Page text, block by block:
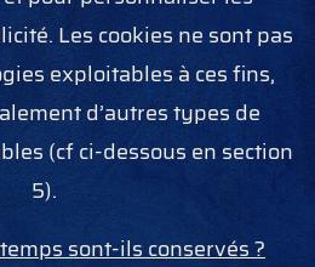
Les cookies ne sont pas
exploitables à ces fins,
d’autres types de
(cf ci-dessous en section
5).
sont-ils conservés ?